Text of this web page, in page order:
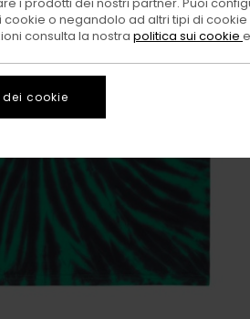
cookie o negandolo ad altri tipi di
consulta la nostra politica sui cookie e
cookie